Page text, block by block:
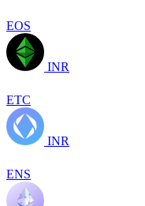
EOS
INR
ETC
INR
ENS